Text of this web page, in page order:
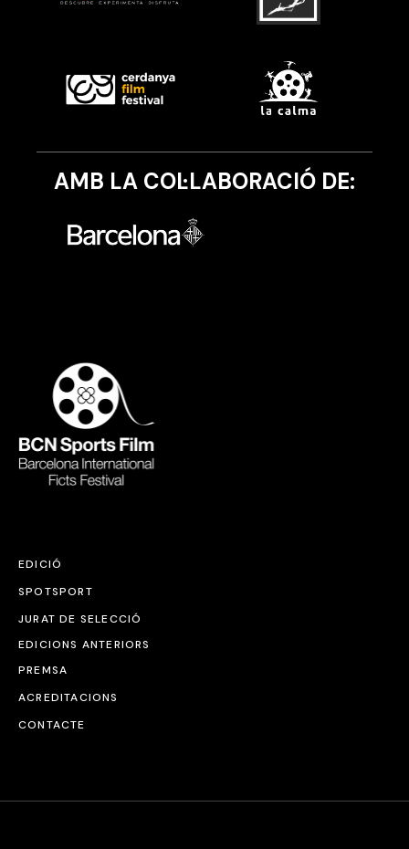
AMB LA COL·LABORACIÓ DE:
EDICIÓ
SPOTSPORT
JURAT DE SELECCIÓ
EDICIONS ANTERIORS
PREMSA
ACREDITACIONS
CONTACTE